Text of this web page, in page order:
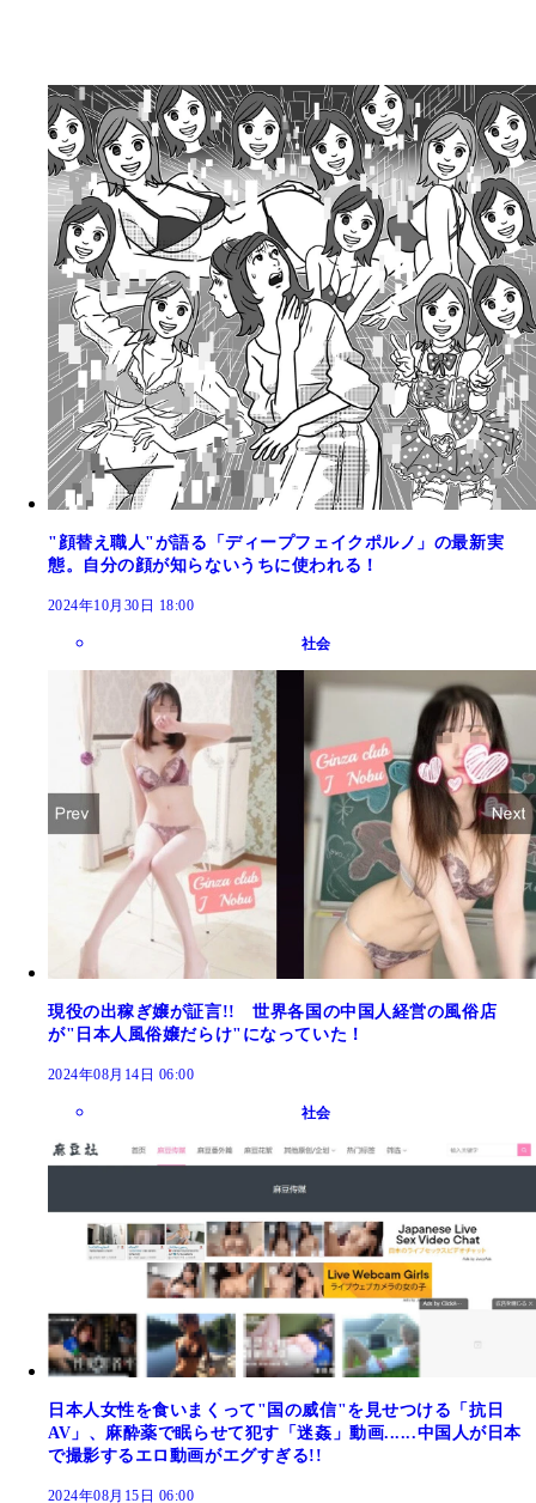
"顔替え職人"が語る「ディープフェイクポルノ」の最新実
態。自分の顔が知らないうちに使われる！
2024年10月30日 18:00
社会
現役の出稼ぎ嬢が証言!! 世界各国の中国人経営の風俗店
が"日本人風俗嬢だらけ"になっていた！
2024年08月14日 06:00
社会
日本人女性を食いまくって"国の威信"を見せつける「抗日
AV」、麻酔薬で眠らせて犯す「迷姦」動画......中国人が日本
で撮影するエロ動画がエグすぎる!!
2024年08月15日 06:00